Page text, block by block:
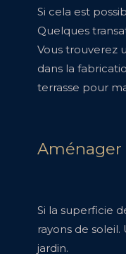
Si cela est
Quelques
Vous trouverez
dans la
terrasse pour
Aménager
Si la superficie
rayons de
jardin.